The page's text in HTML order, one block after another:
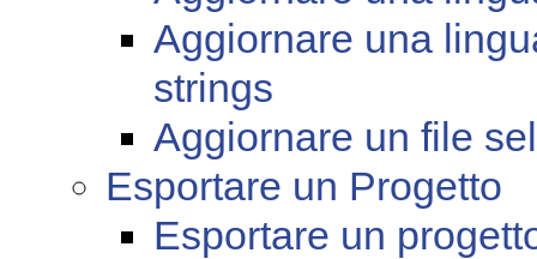
Aggiornare una
strings
Aggiornare un file
Esportare un Progetto
Esportare un